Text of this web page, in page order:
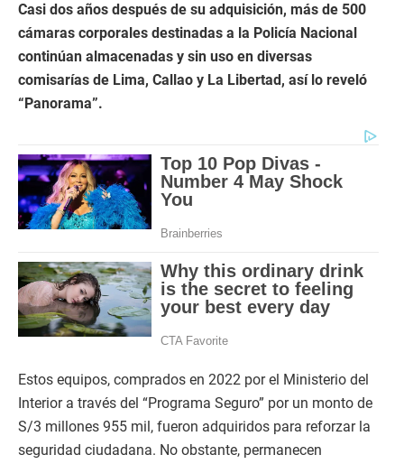
Casi dos años después de su adquisición, más de 500
cámaras corporales destinadas a la Policía Nacional
continúan almacenadas y sin uso en diversas
comisarías de Lima, Callao y La Libertad, así lo reveló
“Panorama”.
Estos equipos, comprados en 2022 por el Ministerio del
Interior a través del “Programa Seguro” por un monto de
S/3 millones 955 mil, fueron adquiridos para reforzar la
seguridad ciudadana. No obstante, permanecen